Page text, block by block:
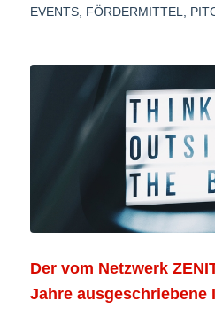
EVENTS, FÖRDERMITTEL
Der vom Netzwerk
Jahre ausgeschriebene